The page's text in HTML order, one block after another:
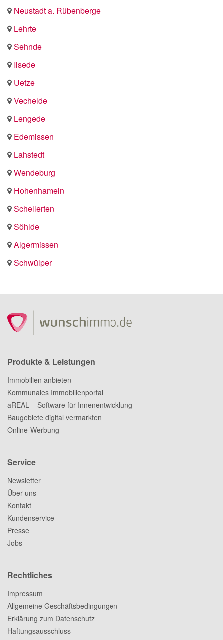
Neustadt a. Rübenberge
Lehrte
Sehnde
Ilsede
Uetze
Vechelde
Lengede
Edemissen
Lahstedt
Wendeburg
Hohenhameln
Schellerten
Söhlde
Algermissen
Schwülper
Produkte & Leistungen
Immobilien anbieten
Kommunales Immobilienportal
aREAL – Software für Innenentwicklung
Baugebiete digital vermarkten
Online-Werbung
Service
Newsletter
Über uns
Kontakt
Kundenservice
Presse
Jobs
Rechtliches
Impressum
Allgemeine Geschäftsbedingungen
Erklärung zum Datenschutz
Haftungsausschluss